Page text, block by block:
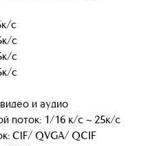
с
с
с
с
и аудио
поток: 1/16 к/с ~ 25к/с
CIF/ QVGA/ QCIF